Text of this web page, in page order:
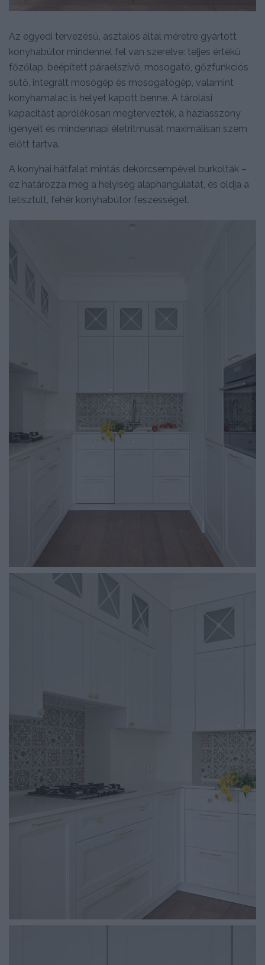
Az egyedi tervezésű, asztalos által méretre gyártott
konyhabútor mindennel fel van szerelve: teljes értékű
főzőlap, beépített páraelszívó, mosogató, gőzfunkciós
sütő, integrált mosógép és mosogatógép, valamint
konyhamalac is helyet kapott benne. A tárolási
kapacitást aprólékosan megtervezték, a háziasszony
igényeit és mindennapi életritmusát maximálisan szem
előtt tartva.
A konyhai hátfalat mintás dekorcsempével burkolták –
ez határozza meg a helyiség alaphangulatát, és oldja a
letisztult, fehér konyhabútor feszességét.